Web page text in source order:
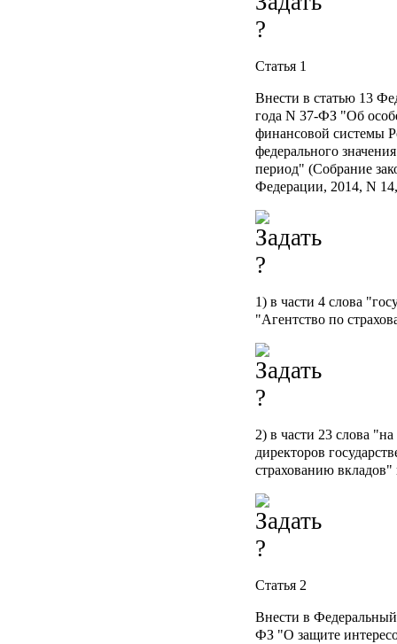
Статья 1
Внести в статью 13
года N 37-ФЗ "Об
финансовой системы
федерального
период" (Собрание
Федерации, 2014, N
1) в части 4 слова
"Агентство по
2) в части 23 слова
директоров
страхованию
Статья 2
Внести в Федеральный
ФЗ "О защите